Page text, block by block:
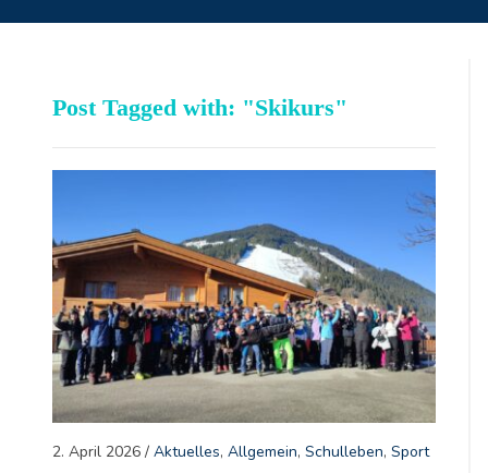
Post Tagged with: "Skikurs"
2. April 2026/ Aktuelles, Allgemein, Schulleben, Sport